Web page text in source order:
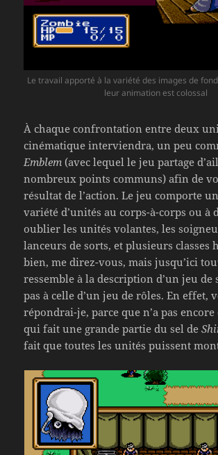
Le travail apporté à la variété des images de
leur animation est colossal
À chaque confrontation entre deux
cinématique interviendra, un peu
Emblem (avec lequel le jeu partage
nombreux points communs) afin de
résultat de l’action. Le jeu comporte
variété d’unités au corps-à-corps ou à
oublier les unités volantes, les
lanceurs de sorts, et plusieurs classes
bien, me direz-vous, mais jusqu’ici
ressemble à la description d’un jeu de
pas à celle d’un jeu de rôles. En effet,
répondrai-je, parce que n’a pas encore
qui fait une grande partie du sel de
fait que toutes les unités puissent